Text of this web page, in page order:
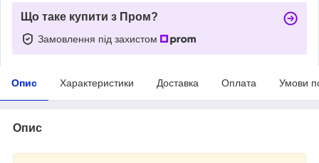
Що таке купити з Пром?
Замовлення під захистом
Опис Характеристики Доставка Оплата Умови
Опис